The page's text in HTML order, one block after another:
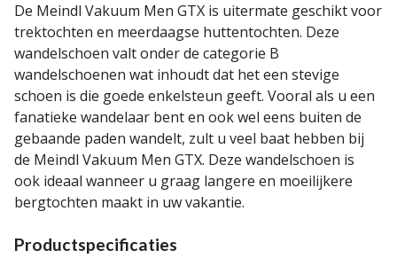
De Meindl Vakuum Men GTX is uitermate geschikt voor
trektochten en meerdaagse huttentochten. Deze
wandelschoen valt onder de categorie B
wandelschoenen wat inhoudt dat het een stevige
schoen is die goede enkelsteun geeft. Vooral als u een
fanatieke wandelaar bent en ook wel eens buiten de
gebaande paden wandelt, zult u veel baat hebben bij
de Meindl Vakuum Men GTX. Deze wandelschoen is
ook ideaal wanneer u graag langere en moeilijkere
bergtochten maakt in uw vakantie.
Productspecificaties